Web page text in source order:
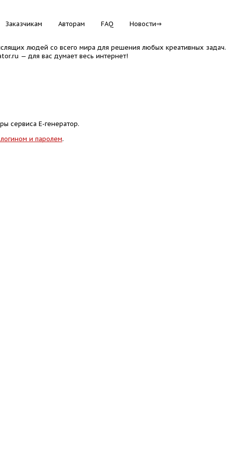
Заказчикам Авторам FAQ Новости
людей со всего мира для решения любых креативных задач.
— для вас думает весь интернет!
сервиса Е-генератор.
и паролем.